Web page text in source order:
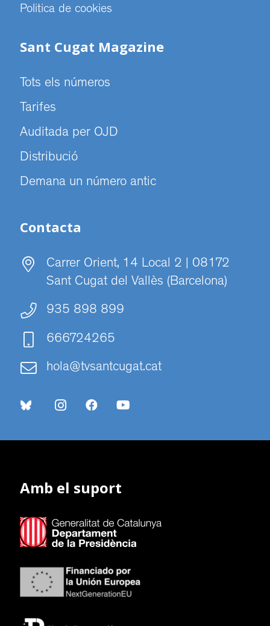
Politica de cookies
Sant Cugat Magazine
Tots els números
Tarifes
Auditada per OJD
Distribució
Demana un número antic
Contacta
Carrer Orient, 14 Local 2 | 08172
Sant Cugat del Vallès (Barcelona)
935 898 899
666724265
hola@tvsantcugat.cat
Amb el suport